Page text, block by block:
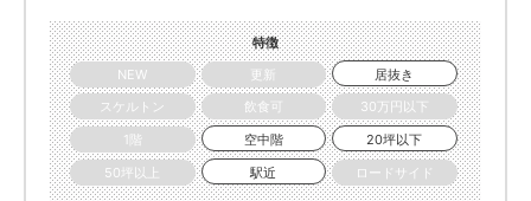
特徴
NEW
更新
居抜き
スケルトン
飲食可
30万円以下
1階
空中階
20坪以下
50坪以上
駅近 ロードサイド